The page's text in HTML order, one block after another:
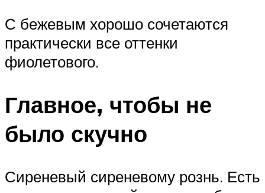
С бежевым хорошо сочетаются
практически все оттенки
фиолетового.
Главное, чтобы не
было скучно
Сиреневый сиреневому рознь. Есть